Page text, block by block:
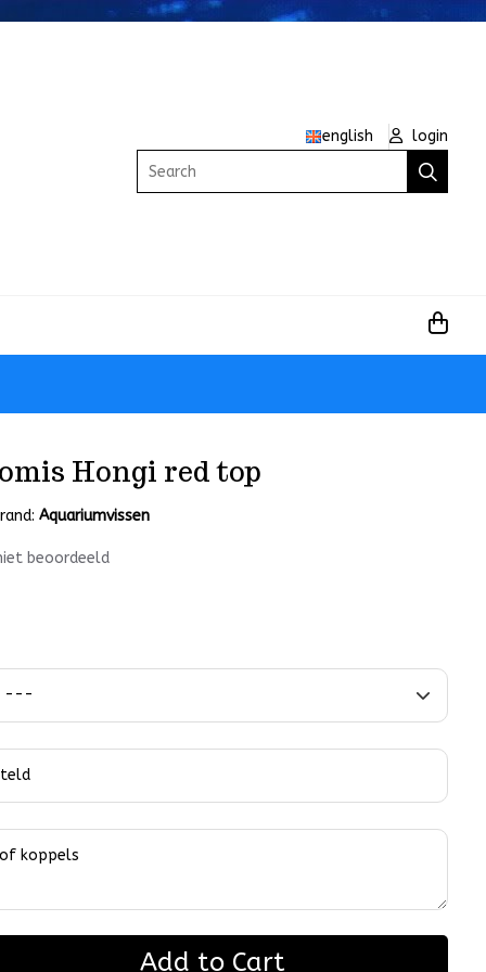
english
login
Search
Hongi red top
Aquariumvissen
beoordeeld
Add to Cart